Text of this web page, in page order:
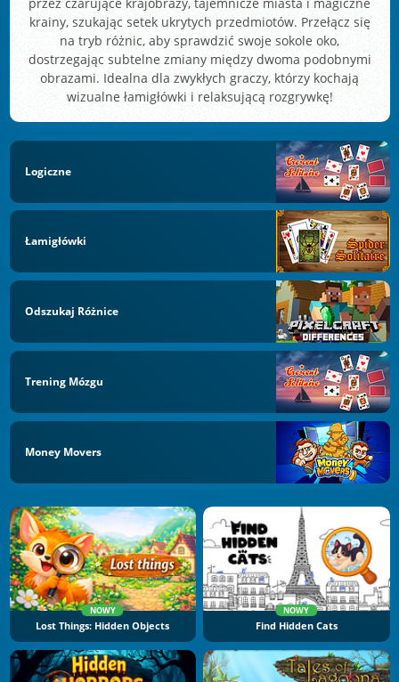
krainy, szukając setek ukrytych przedmiotów. Przełącz się
na tryb różnic, aby sprawdzić swoje sokole oko,
dostrzegając subtelne zmiany między dwoma podobnymi
obrazami. Idealna dla zwykłych graczy, którzy kochają
wizualne łamigłówki i relaksującą rozgrywkę!
Logiczne
Łamigłówki
Odszukaj Różnice
Trening Mózgu
Money Movers
NOWY
Lost Things: Hidden Objects
NOWY
Find Hidden Cats